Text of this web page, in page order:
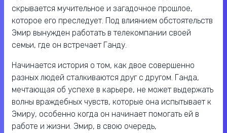
скрывается мучительное и загадочное прошлое,
которое его преследует. Под влиянием обстоятельств
Эмир вынужден работать в телекомпании своей
семьи, где он встречает Ганду.
Начинается история о том, как двое совершенно
разных людей сталкиваются друг с другом. Ганда,
мечтающая об успехе в карьере, не может выдержать
волны враждебных чувств, которые она испытывает к
Эмиру, особенно когда он начинает помогать ей в
работе и жизни. Эмир, в свою очередь,